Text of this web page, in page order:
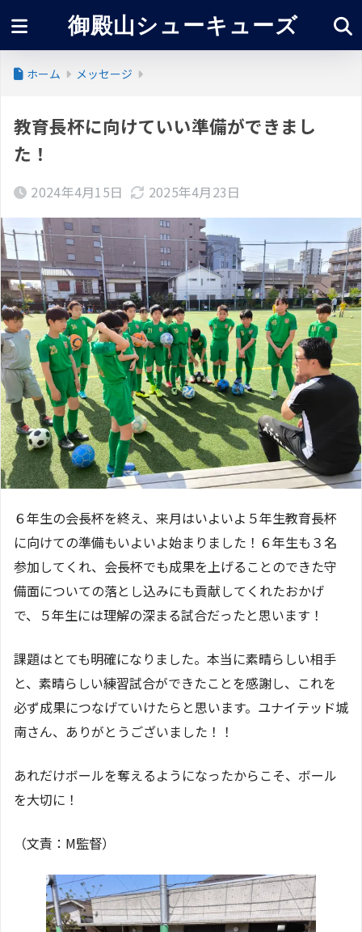
御殿山シューキューズ
ホーム メッセージ
教育長杯に向けていい準備ができまし
た！
2024年4月15日 2025年4月23日
６年生の会長杯を終え、来月はいよいよ５年生教育長杯
に向けての準備もいよいよ始まりました！６年生も３名
参加してくれ、会長杯でも成果を上げることのできた守
備面についての落とし込みにも貢献してくれたおかげ
で、５年生には理解の深まる試合だったと思います！
課題はとても明確になりました。本当に素晴らしい相手
と、素晴らしい練習試合ができたことを感謝し、これを
必ず成果につなげていけたらと思います。ユナイテッド城
南さん、ありがとうございました！！
あれだけボールを奪えるようになったからこそ、ボール
を大切に！
（文責：M監督）